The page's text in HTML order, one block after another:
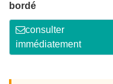
bordé
consulter
immédiatement